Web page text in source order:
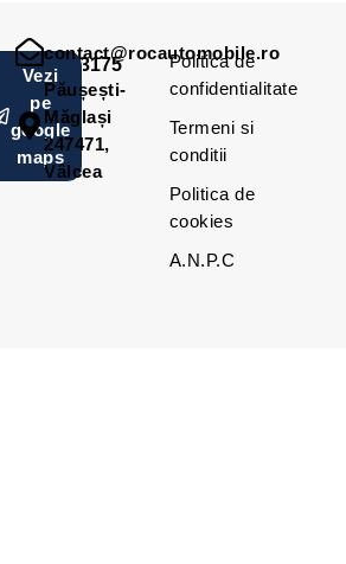
RO42873175
Vezi
pe
google
maps
contact@rocautomobile.ro
Păușești-
Măglași
247471,
Vâlcea
Politica de
confidentialitate
Termeni si
conditii
Politica de
cookies
A.N.P.C